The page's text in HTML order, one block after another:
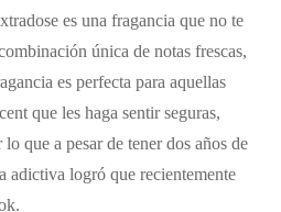
es una fragancia que no te
única de notas frescas,
es perfecta para aquellas
que les haga sentir seguras,
que a pesar de tener dos años de
adictiva logró que recientemente